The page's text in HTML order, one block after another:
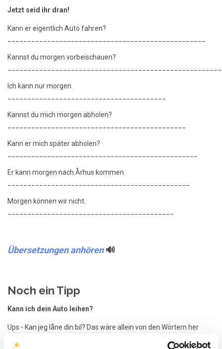
Jetzt seid ihr dran!
Kann er eigentlich Auto fahren?
Kannst du morgen vorbeischauen?
Ich kann nur morgen.
Kannst du mich morgen abholen?
Kann er mich später abholen?
Er kann morgen nach Århus kommen.
Morgen können wir nicht.
Übersetzungen anhören 🔊
Noch ein Tipp
Kann ich dein Auto leihen?
Ups - Kan jeg låne din bil? Das wäre allein von den Wörtern her